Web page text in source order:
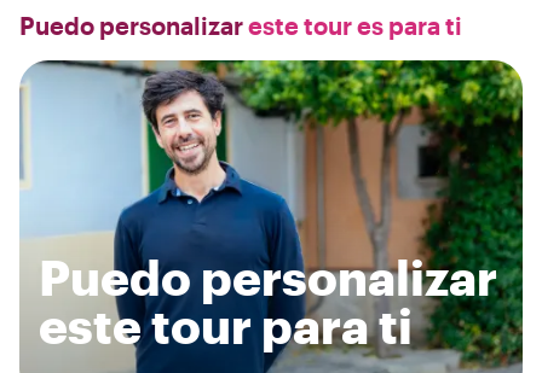
Puedo personalizareste tour es para ti
Puedo personalizar
este tour para ti